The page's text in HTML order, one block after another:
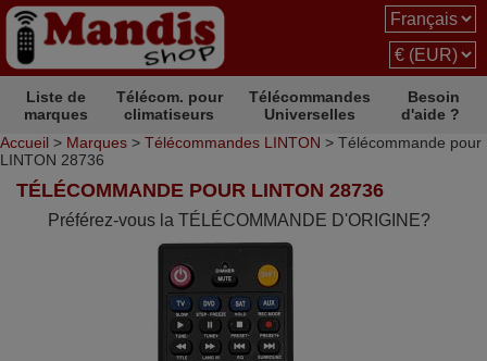
Liste de
marques
Télécom. pour
climatiseurs
Télécommandes
Universelles
Besoin
d'aide ?
Accueil > Marques > Télécommandes LINTON > Télécommande pour
LINTON 28736
TÉLÉCOMMANDE POUR LINTON 28736
Préférez-vous la TÉLÉCOMMANDE D'ORIGINE?